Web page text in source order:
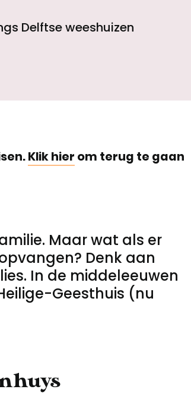
Delftse weeshuizen
Klik hier om terug te gaan
Maar wat als er
Denk aan
In de middeleeuwen
Geesthuis (nu